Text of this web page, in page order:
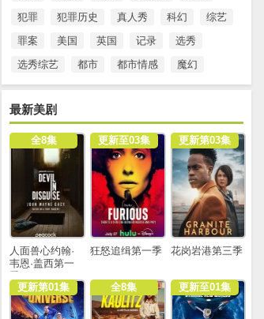
犯罪
犯罪历史 真人秀 科幻
综艺
罪案
美国 英国 记录
选秀
选秀综艺
都市 都市情感 魔幻
最新美剧
全8集
人面兽心约翰·
韦恩·盖西第一
季
更新至03集
狂怒追缉第一季
更新第03集
花岗岩港第三季
更新第01集 全8集 更新至01集